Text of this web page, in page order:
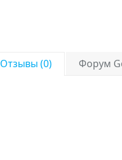
Отзывы (0) Форум